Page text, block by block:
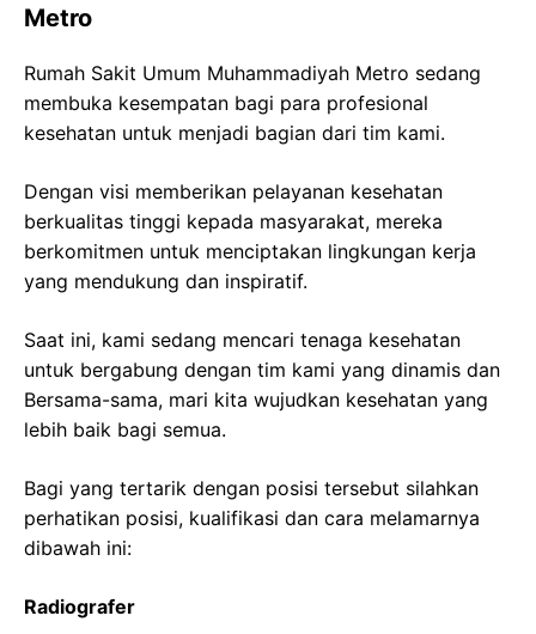
Metro
Rumah Sakit Umum Muhammadiyah Metro sedang
membuka kesempatan bagi para profesional
kesehatan untuk menjadi bagian dari tim kami.
Dengan visi memberikan pelayanan kesehatan
berkualitas tinggi kepada masyarakat, mereka
berkomitmen untuk menciptakan lingkungan kerja
yang mendukung dan inspiratif.
Saat ini, kami sedang mencari tenaga kesehatan
untuk bergabung dengan tim kami yang dinamis dan
Bersama-sama, mari kita wujudkan kesehatan yang
lebih baik bagi semua.
Bagi yang tertarik dengan posisi tersebut silahkan
perhatikan posisi, kualifikasi dan cara melamarnya
dibawah ini:
Radiografer